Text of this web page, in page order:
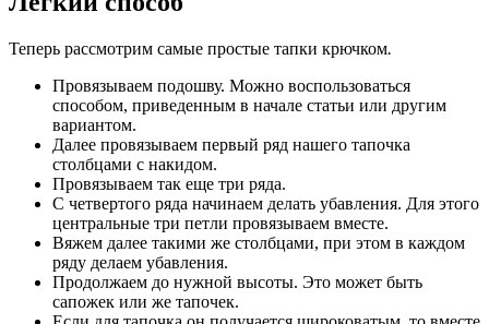
Теперь рассмотрим самые простые тапки крючком.
Провязываем подошву. Можно воспользоваться
способом, приведенным в начале статьи или другим
вариантом.
Далее провязываем первый ряд нашего тапочка
столбцами с накидом.
Провязываем так еще три ряда.
С четвертого ряда начинаем делать убавления. Для этого
центральные три петли провязываем вместе.
Вяжем далее такими же столбцами, при этом в каждом
ряду делаем убавления.
Продолжаем до нужной высоты. Это может быть
сапожек или же тапочек.